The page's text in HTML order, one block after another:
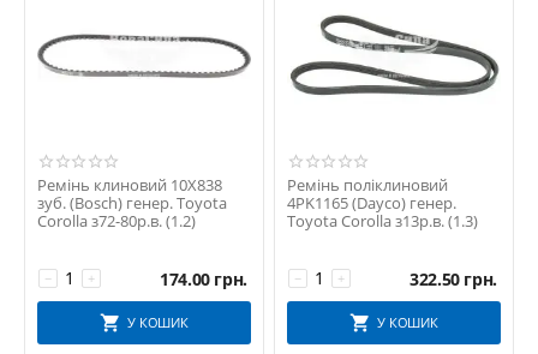
Ремінь клиновий 10X838
зуб. (Bosch) генер. Toyota
Corolla з72-80р.в. (1.2)
+
− 174.00 грн.
У КОШИК
Ремінь поліклиновий
4PK1165 (Dayco) генер.
Toyota Corolla з13р.в. (1.3)
+
− 322.50 грн.
У КОШИК